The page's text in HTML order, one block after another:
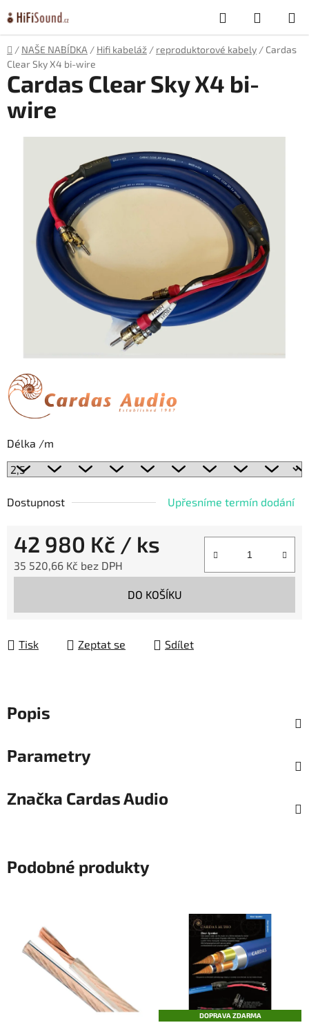
na
obsah
Hledat
KOŠÍK
Domů
/ NAŠE NABÍDKA / Hifi kabeláž / reproduktorové kabely / Cardas
Clear Sky X4 bi-wire
Délka /m
Dostupnost Upřesníme termín dodání
42 980 Kč / ks
35 520,66 Kč bez DPH
DO KOŠÍKU
Tisk Zeptat se Sdílet
Cardas Clear Sky X4 bi-
wire
Popis
Parametry
Značka Cardas Audio
Podobné produkty
DOPRAVA ZDARMA